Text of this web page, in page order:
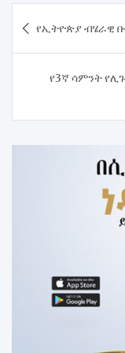
navigation
የኢትዮጵያ ብሄራዊ
የ3ኛ ሳምንት